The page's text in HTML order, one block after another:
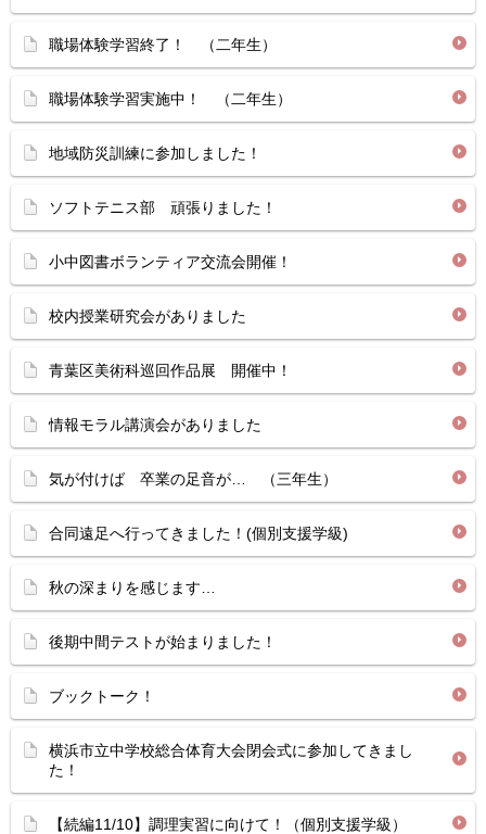
職場体験学習終了！ （二年生）
職場体験学習実施中！ （二年生）
地域防災訓練に参加しました！
ソフトテニス部 頑張りました！
小中図書ボランティア交流会開催！
校内授業研究会がありました
青葉区美術科巡回作品展 開催中！
情報モラル講演会がありました
気が付けば 卒業の足音が… （三年生）
合同遠足へ行ってきました！(個別支援学級)
秋の深まりを感じます…
後期中間テストが始まりました！
ブックトーク！
横浜市立中学校総合体育大会閉会式に参加してきまし
た！
【続編11/10】調理実習に向けて！（個別支援学級）